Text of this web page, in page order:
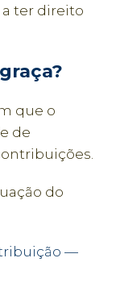
a ter direito
que o
de
do
—